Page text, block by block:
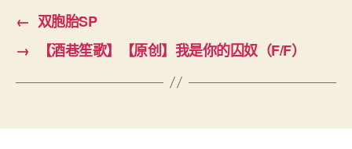
← 双胞胎SP
→
【酒巷笙歌】【原创】我是你的囚奴（F/F）